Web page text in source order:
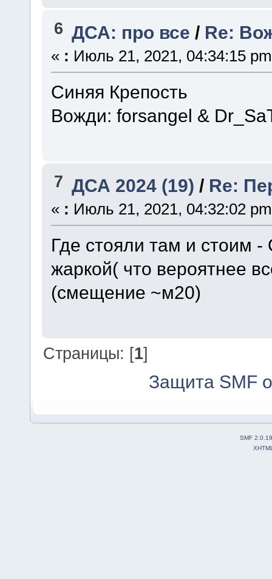
6 ДСА: про все / Re:
« : Июль 21, 2021, 04:34:15
Синяя Крепость
Вожди: forsangel &
7 ДСА 2024 (19) / Re:
« : Июль 21, 2021, 04:32:02
Где стояли там и стоим
жаркой( что вероятнее
(смещение ~м20)
Страницы: [1]
Защита SMF
SMF 2.0.19